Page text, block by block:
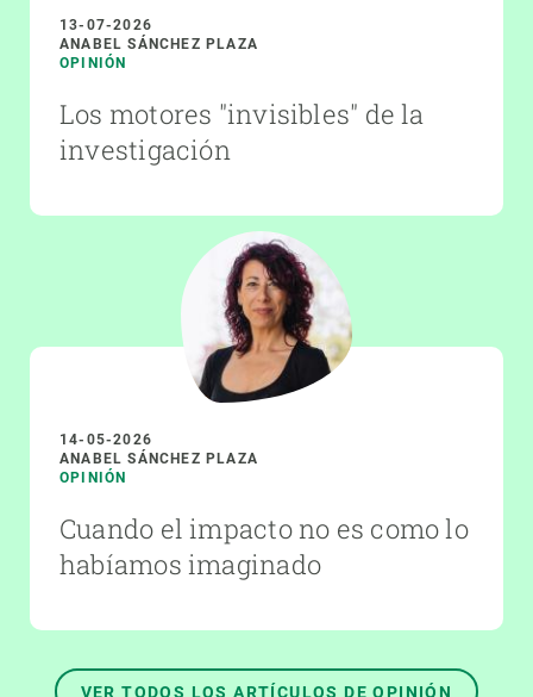
13-07-2026
ANABEL SÁNCHEZ PLAZA
OPINIÓN
Los motores "invisibles" de la
investigación
14-05-2026
ANABEL SÁNCHEZ PLAZA
OPINIÓN
Cuando el impacto no es como lo
habíamos imaginado
VER TODOS LOS ARTÍCULOS DE OPINIÓN